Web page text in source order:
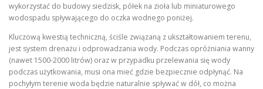
wykorzystać do budowy siedzisk, półek na zioła lub miniaturowego
wodospadu spływającego do oczka wodnego poniżej.
Kluczową kwestią techniczną, ściśle związaną z ukształtowaniem terenu,
jest system drenażu i odprowadzania wody. Podczas opróżniania wanny
(nawet 1500-2000 litrów) oraz w przypadku przelewania się wody
podczas użytkowania, musi ona mieć gdzie bezpiecznie odpłynąć. Na
pochyłym terenie woda będzie naturalnie spływać w dół, co można